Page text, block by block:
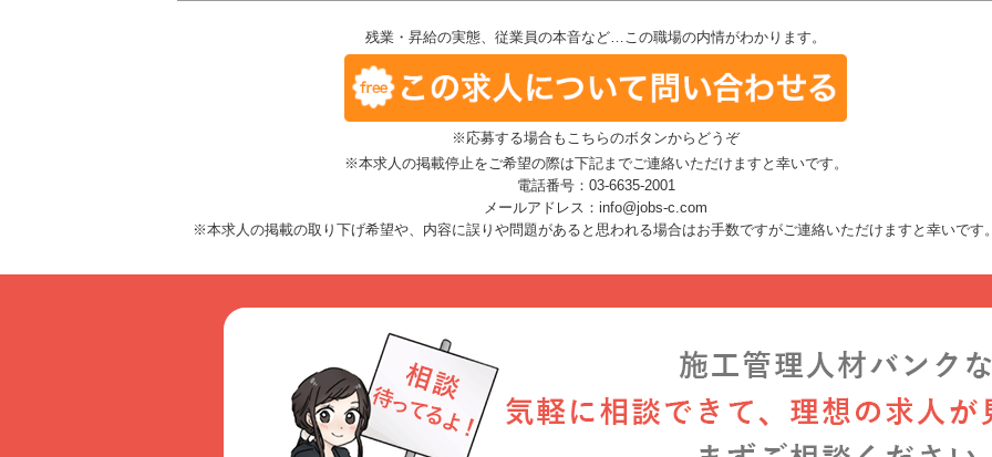
残業・昇給の実態、従業員の本音など…この職場の内情がわかります。
※応募する場合もこちらのボタンからどうぞ
※本求人の掲載停止をご希望の際は下記までご連絡いただけますと幸いです。
電話番号：03-6635-2001
メールアドレス：info@jobs-c.com
※本求人の掲載の取り下げ希望や、内容に誤りや問題があると思われる場合はお手数ですがご連絡いただけますと幸いです